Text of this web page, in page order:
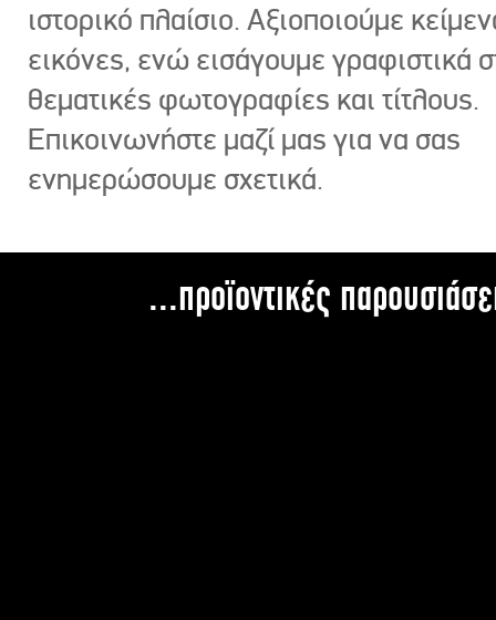
ιστορικό πλαίσιο. Αξιοποιούμε
εικόνες, ενώ εισάγουμε γραφιστικά
θεματικές φωτογραφίες και τίτλους.
Επικοινωνήστε μαζί μας για να σας
ενημερώσουμε σχετικά.
...προϊοντικές